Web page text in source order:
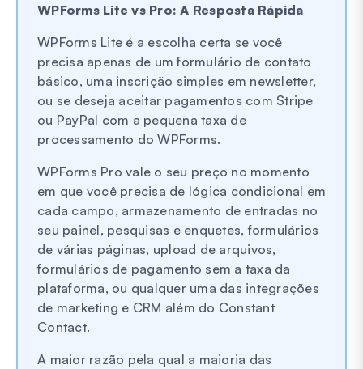
WPForms Lite vs Pro: A Resposta Rápida
WPForms Lite é a escolha certa se você
precisa apenas de um formulário de contato
básico, uma inscrição simples em newsletter,
ou se deseja aceitar pagamentos com Stripe
ou PayPal com a pequena taxa de
processamento do WPForms.
WPForms Pro vale o seu preço no momento
em que você precisa de lógica condicional em
cada campo, armazenamento de entradas no
seu painel, pesquisas e enquetes, formulários
de várias páginas, upload de arquivos,
formulários de pagamento sem a taxa da
plataforma, ou qualquer uma das integrações
de marketing e CRM além do Constant
Contact.
A maior razão pela qual a maioria das